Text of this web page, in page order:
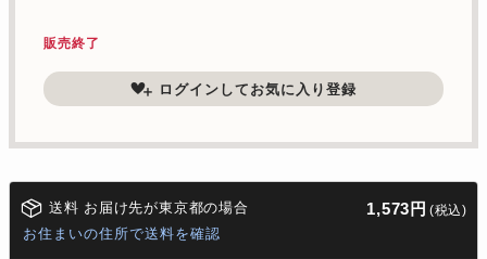
販売終了
ログインしてお気に入り登録
送料 お届け先が東京都の場合 1,573円 (税込)
お住まいの住所で送料を確認